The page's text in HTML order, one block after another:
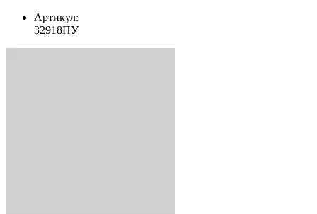
Артикул:
32918ПУ